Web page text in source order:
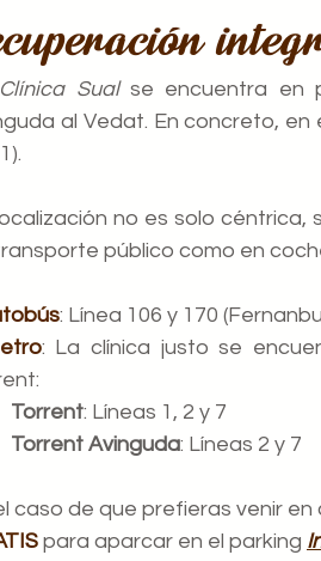
Clínica Sualse encuentra en
al Vedat. En concreto, en
no es solo céntrica,
público como en
: Línea 106 y 170
: La clínica justo se
Torrent: Líneas 1, 2 y 7
Torrent Avinguda: Líneas 2 y 7
caso de que prefieras venir
para aparcar en el parking